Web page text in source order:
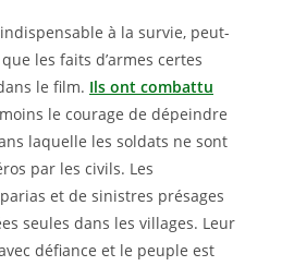
à la survie, peut-
les faits d’armes certes
le film. Ils ont combattu
le courage de dépeindre
laquelle les soldats ne sont
par les civils. Les
et de sinistres présages
seules dans les villages. Leur
défiance et le peuple est